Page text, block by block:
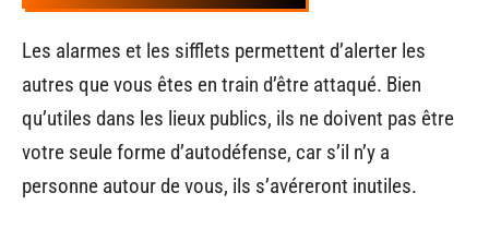
Les alarmes et les sifflets permettent d’alerter les
autres que vous êtes en train d’être attaqué. Bien
qu’utiles dans les lieux publics, ils ne doivent pas être
votre seule forme d’autodéfense, car s’il n’y a
personne autour de vous, ils s’avéreront inutiles.